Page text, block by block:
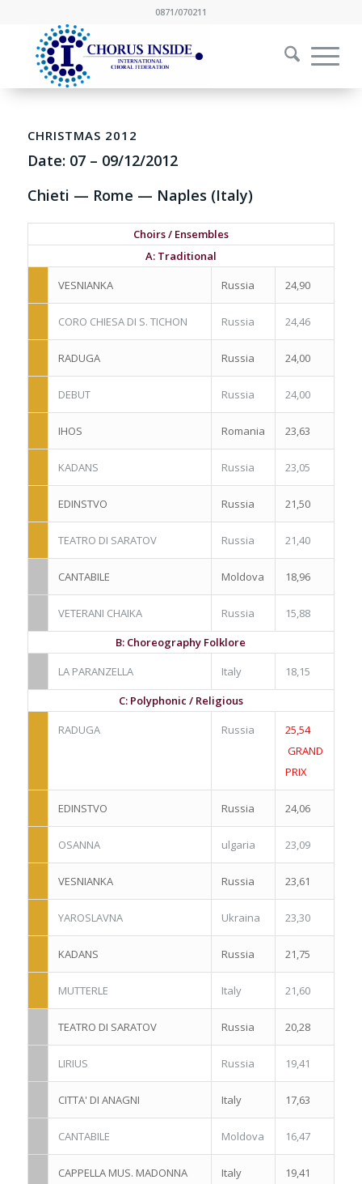
0871/070211
CHRISTMAS 2012
Date: 07– 09/12/2012
Chieti — Rome — Naples (Italy)
Choirs / Ensembles
A: Traditional
VESNIANKA
Russia 24,90
CORO CHIESA DI S. TICHON Russia 24,46
RADUGA Russia 24,00
DEBUT Russia 24,00
IHOS Romania 23,63
KADANS Russia 23,05
EDINSTVO Russia 21,50
TEATRO DI SARATOV Russia 21,40
CANTABILE Moldova 18,96
VETERANI CHAIKA Russia
15,88
B: Choreography Folklore
LA PARANZELLA
Italy
18,15
C: Polyphonic / Religious
RADUGA
Russia
25,54
GRAND
PRIX
EDINSTVO Russia 24,06
OSANNA ulgaria 23,09
VESNIANKA Russia 23,61
YAROSLAVNA Ukraina 23,30
KADANS Russia 21,75
MUTTERLE Italy 21,60
TEATRO DI SARATOV Russia 20,28
LIRIUS Russia 19,41
CITTA' DI ANAGNI Italy 17,63
CANTABILE Moldova 16,47
CAPPELLA MUS. MADONNA
Italy 19,41